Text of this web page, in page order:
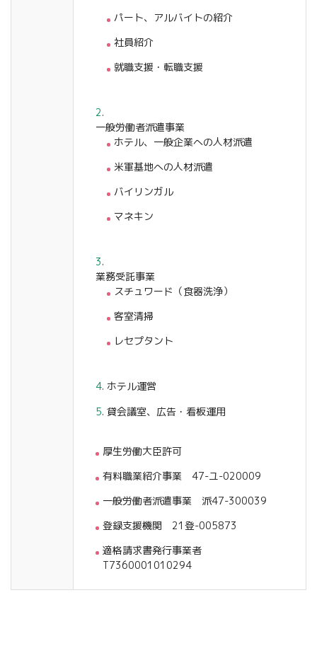
パート、アルバイトの紹介
社員紹介
就職支援・転職支援
一般労働者派遣事業
ホテル、一般企業への人材派遣
米軍基地への人材派遣
バイリンガル
マネキン
業務受託事業
スチュワード（食器洗浄）
客室清掃
レセプタント
ホテル運営
貸会議室、広告・看板運用
厚生労働大臣許可
有料職業紹介事業 47-ユ-020009
一般労働者派遣事業 派47-300039
登録支援機関 21登-005873
適格請求書発行事業者
T7360001010294